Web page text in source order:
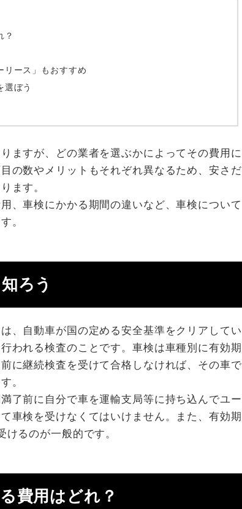
？
リース」もおすすめ
選ぼう
ますが、どの業者を選ぶかによってその費用に
の数やメリットもそれぞれ異なるため、安さだ
ます。
、車検にかかる期間の違いなど、車検について
。
ろう
、自動車が国の定める安全基準をクリアしてい
われる検査のことです。車検は車種別に有効期
に継続検査を受けて合格しなければ、その車で
。
了前に自分で車を運輸支局等に持ち込んでユー
車検を受けなくてはいけません。また、有効期
るのが一般的です。
費用はどれ？